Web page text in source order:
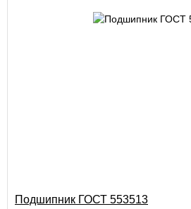
Подшипник ГОСТ 553513